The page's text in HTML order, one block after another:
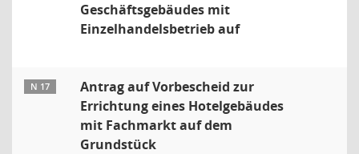
Geschäftsgebäudes mit
Einzelhandelsbetrieb auf
N 17
Antrag auf Vorbescheid zur
Errichtung eines Hotelgebäudes
mit Fachmarkt auf dem
Grundstück